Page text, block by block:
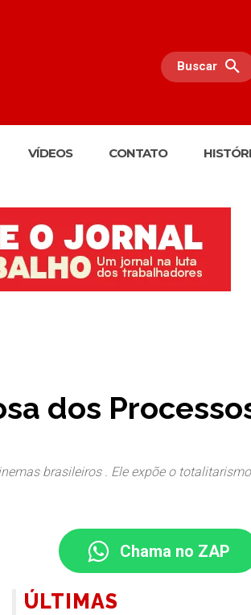
Buscar
VÍDEOS CONTATO
dos
brasileiros . Ele expõe o totalitarismo
Chama no ZAP
ÚLTIMAS